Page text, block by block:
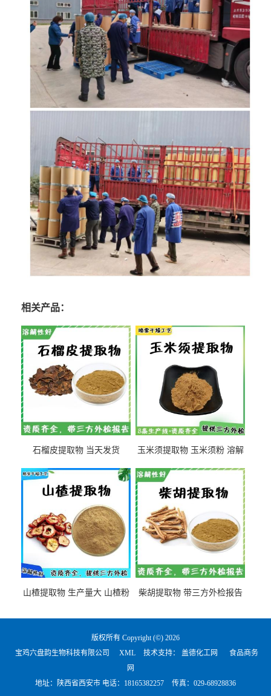
相关产品：
石榴皮提取物 当天发货
玉米须提取物 玉米须粉 溶解
山楂提取物 生产量大 山楂粉 柴胡提取物 带三方外检报告
版权所有 Copyright (©) 2026
宝鸡六盘韵生物科技有限公司
XML 技术支持： 盖德化工网
食品商务
网
地址：陕西省西安市 电话： 18165382257 传真：029-68928836